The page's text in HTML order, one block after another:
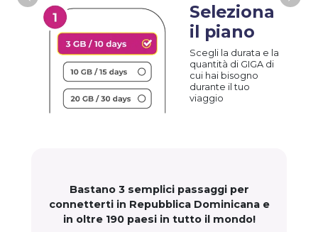
Seleziona
il piano
Scegli la durata e la
quantità di GIGA di
cui hai bisogno
durante il tuo
viaggio
Bastano 3 semplici passaggi per
connetterti in Repubblica Dominicana e
in oltre 190 paesi in tutto il mondo!